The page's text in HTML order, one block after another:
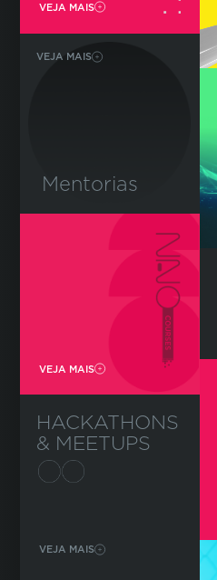
VEJA MAIS
VEJA MAIS
Mentorias
VEJA MAIS
HACKATHONS
& MEETUPS
VEJA MAIS